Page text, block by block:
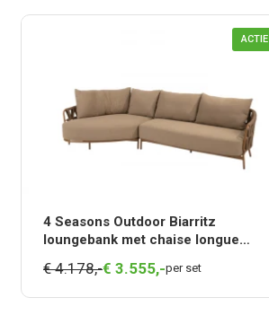
ACTIE
4 Seasons Outdoor Biarritz
loungebank met chaise longue
€ 4.178,-€ 3.555,-per set